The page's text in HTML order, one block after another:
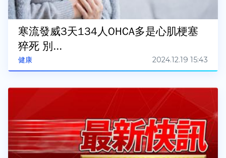
健康
寒流發威3天134人OHCA多是心肌梗塞
猝死 別...
2024.12.19 15:43